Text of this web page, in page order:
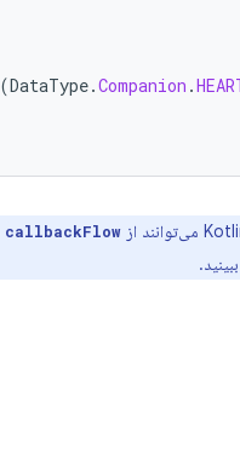
(DataType.Companion .
callbackFlow